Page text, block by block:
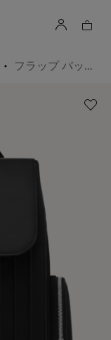
フラップ バックパック ラージ